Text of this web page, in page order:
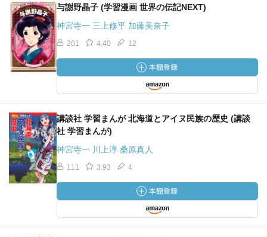
与謝野晶子 (学習漫画 世界の伝記NEXT)
神宮寺一 三上修平 加藤美奈子
201 4.40 12
講談社 学習まんが 北海道とアイヌ民族の歴史 (講談
社 学習まんが)
神宮寺一 川上淳 桑原真人
111 3.93 4